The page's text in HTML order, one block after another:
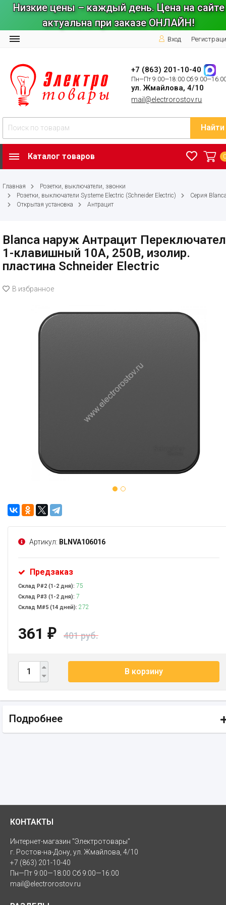
Низкие цены – каждый день. Цена на сайте
актуальна при заказе ОНЛАЙН!
Вход
+7 (863) 201-10-40
Пн—Пт 9:00—18:00 Сб
ул. Жмайлова, 4/10
mail@electrorostov.ru
Найти
Каталог товаров
Главная
Розетки, выключатели, звонки
Розетки, выключатели Systeme Electric (Schneider Electric)
Серия
Открытая установка
Антрацит
Blanca наруж Антрацит
1-клавишный 10А, 250B, изолир.
пластина Schneider Electric
В избранное
Артикул: BLNVA106016
Предзаказ
Склад Р#2 (1-2 дня): 75
Склад Р#3 (1-2 дня): 7
Склад М#5 (14 дней): 272
361 ₽ 401 руб.
В корзину
Подробнее
КОНТАКТЫ
Интернет-магазин "Электротовары"
г. Ростов-на-Дону, ул. Жмайлова, 4/10
+7 (863) 201-10-40
Пн—Пт 9:00—18:00 Сб 9:00—16:00
mail@electrorostov.ru